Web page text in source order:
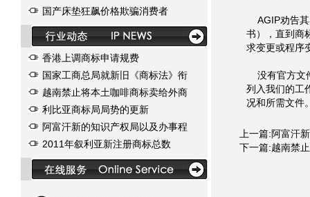
国产床垫狂飙价格欺骗消费者
香港上调商标申请规费
国家工商总局就新旧《商标法》衔
越南禁止将本土咖啡商标卖给外商
利比亚商标局局势的更新
阿富汗新的知识产权局以及办事程
2011年叙利亚新注册商标总数
AGIP劝告其
书），直到商
求变更或程序
没有官方文
列入我们的工
况和所需文件
上一篇:阿富汗
下一篇:越南禁